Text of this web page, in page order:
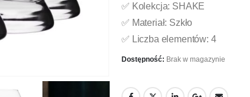
✅ Kolekcja: SHAKE
✅ Materiał: Szkło
✅ Liczba elementów: 4
Dostępność: Brak w magazynie